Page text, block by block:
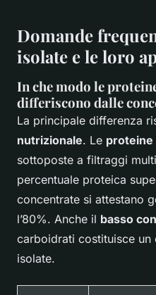
Domande
isolate e le loro
In che modo le
differiscono dalle
La principale differenza
nutrizionale. Le proteine
sottoposte a filtraggi
percentuale proteica
concentrate si attestano
l’80%. Anche il basso
carboidrati costituisce
isolate.